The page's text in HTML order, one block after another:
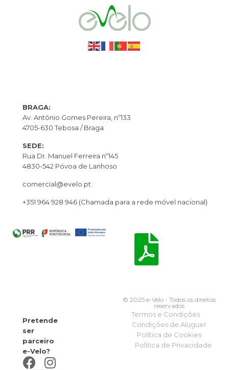
BRAGA:
Av. António Gomes Pereira, nº133
4705-630 Tebosa / Braga
SEDE:
Rua Dr. Manuel Ferreira nº145
4830-542 Póvoa de Lanhoso
comercial@evelo.pt
+351 964 928 946 (Chamada para a rede móvel nacional)
Pretende
ser
parceiro
e-Velo?
© 2025 e-Velo - Todos os direitos
reservados
Termos e Condições
Condições de Aluguer
Política de Cookies
Política de Privacidade